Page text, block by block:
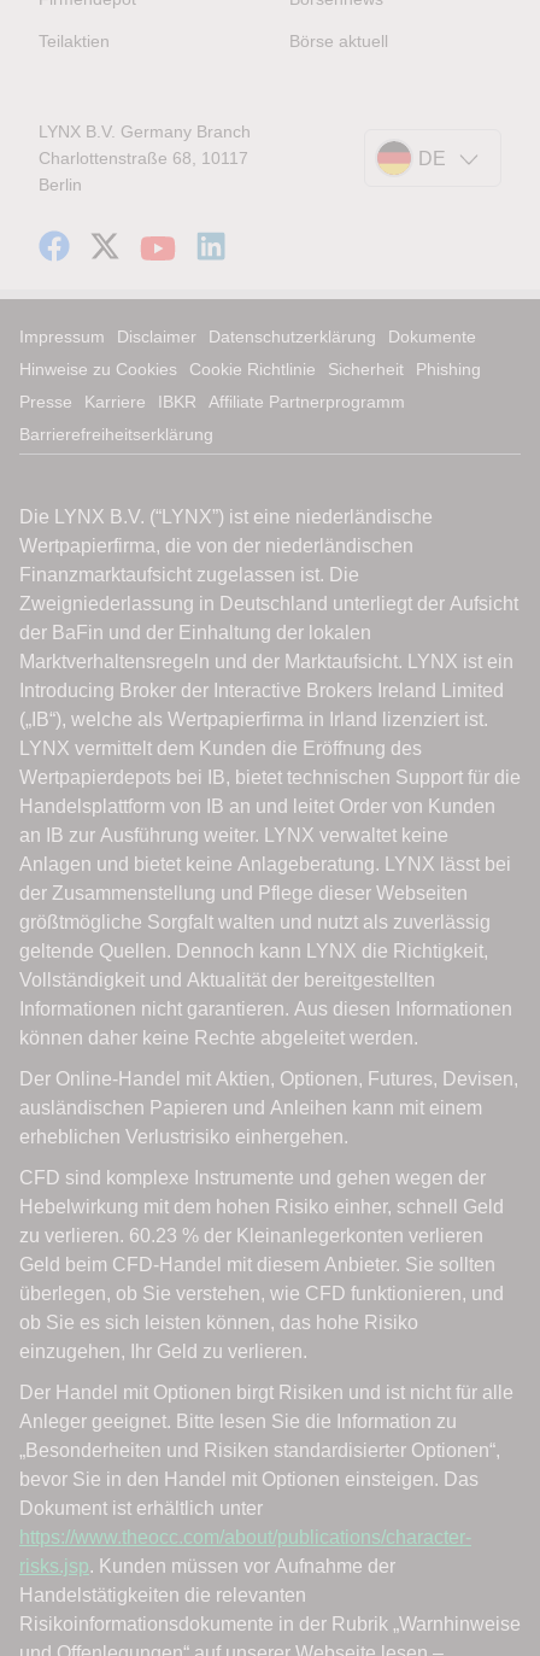
Teilaktien Börse aktuell
LYNX B.V. Germany Branch
Charlottenstraße 68, 10117
Berlin
DE
Impressum Disclaimer Datenschutzerklärung
Dokumente
Hinweise zu Cookies
Cookie Richtlinie Sicherheit
Phishing
Presse
Karriere IBKR
Affiliate Partnerprogramm
Barrierefreiheitserklärung